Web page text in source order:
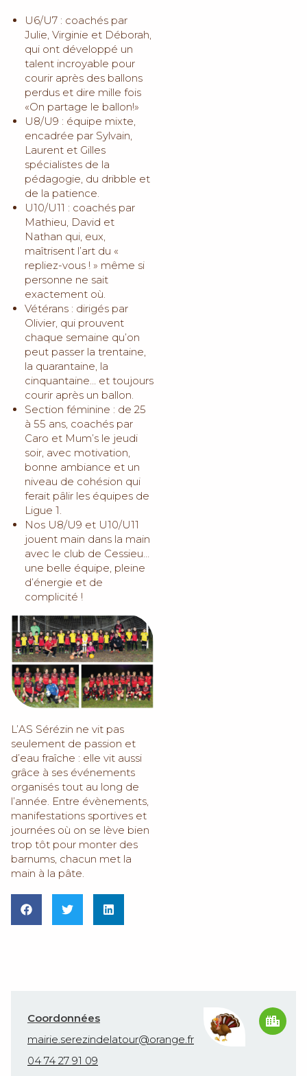
U6/U7 : coachés par
Julie, Virginie et Déborah,
qui ont développé un
talent incroyable pour
courir après des ballons
perdus et dire mille fois
«On partage le ballon!»
U8/U9 : équipe mixte,
encadrée par Sylvain,
Laurent et Gilles
spécialistes de la
pédagogie, du dribble et
de la patience.
U10/U11 : coachés par
Mathieu, David et
Nathan qui, eux,
maîtrisent l’art du «
repliez-vous ! » même si
personne ne sait
exactement où.
Vétérans : dirigés par
Olivier, qui prouvent
chaque semaine qu’on
peut passer la trentaine,
la quarantaine, la
cinquantaine… et toujours
courir après un ballon.
Section féminine : de 25
à 55 ans, coachés par
Caro et Mum’s le jeudi
soir, avec motivation,
bonne ambiance et un
niveau de cohésion qui
ferait pâlir les équipes de
Ligue 1.
Nos U8/U9 et U10/U11
jouent main dans la main
avec le club de Cessieu…
une belle équipe, pleine
d’énergie et de
complicité !
L’AS Sérézin ne vit pas
seulement de passion et
d’eau fraîche : elle vit aussi
grâce à ses événements
organisés tout au long de
l’année. Entre évènements,
manifestations sportives et
journées où on se lève bien
trop tôt pour monter des
barnums, chacun met la
main à la pâte.
Coordonnées
mairie.serezindelatour@orange.fr
04 74 27 91 09